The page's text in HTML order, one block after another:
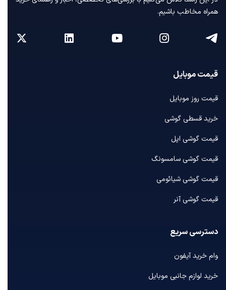
همراه مخاطب باشیم.
قیمت موبایل
قیمت روز موبایل
خرید قسطی گوشی
قیمت گوشی اپل
قیمت گوشی سامسونگ
قیمت گوشی شیائومی
قیمت گوشی آنر
دسترسی سریع
وام خرید آیفون
خرید لوازم جانبی موبایل